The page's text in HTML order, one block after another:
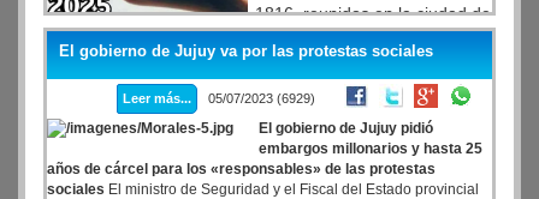
1816, reunidos en la ciudad de
San Miguel de Tucumán en
Congreso General Constituyente, se firmó el Acta de la
Independencia
El gobierno de Jujuy va por las protestas sociales
Leer más... 05/07/2023 (6929)
El gobierno de Jujuy pidió
embargos millonarios y hasta 25
años de cárcel para los «responsables» de las protestas
sociales El ministro de Seguridad y el Fiscal del Estado provincial